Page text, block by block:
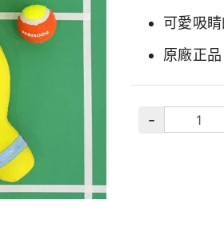
可愛吸
原廠正
-